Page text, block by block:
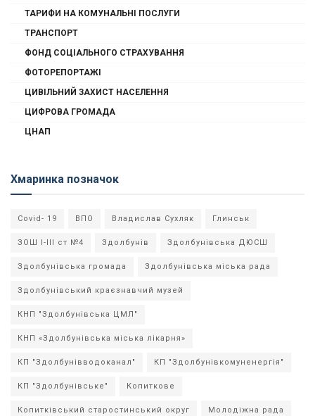
ТАРИФИ НА КОМУНАЛЬНІ ПОСЛУГИ
ТРАНСПОРТ
ФОНД СОЦІАЛЬНОГО СТРАХУВАННЯ
ФОТОРЕПОРТАЖІ
ЦИВІЛЬНИЙ ЗАХИСТ НАСЕЛЕННЯ
ЦИФРОВА ГРОМАДА
ЦНАП
Хмаринка позначок
Covid- 19 ВПО Владислав Сухляк Глинськ
ЗОШ І-ІІІ ст №4 Здолбунів Здолбунівська ДЮСШ
Здолбунівська громада Здолбунівська міська рада
Здолбунівський краєзнавчий музей
КНП "Здолбунівська ЦМЛ"
КНП «Здолбунівська міська лікарня»
КП "Здолбунівводоканал" КП "Здолбунівкомуненергія"
КП "Здолбунівське" Копиткове
Копитківський старостинський округ Молодіжна рада